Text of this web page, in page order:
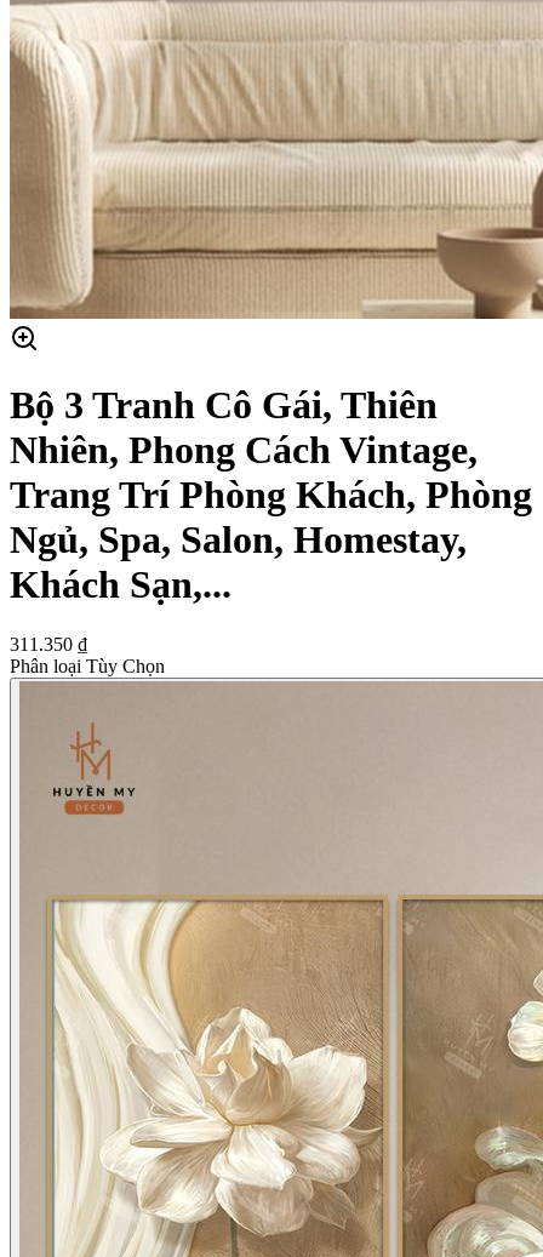
Bộ 3 Tranh Cô Gái, Thiên
Nhiên, Phong Cách Vintage,
Trang Trí Phòng Khách, Phòng
Ngủ, Spa, Salon, Homestay,
Khách Sạn,...
311.350 ₫
Phân loại Tùy Chọn